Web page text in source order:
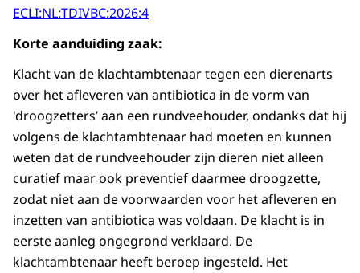
ECLI:NL:TDIVBC:2026:4
Korte aanduiding zaak:
Klacht van de klachtambtenaar tegen een dierenarts
over het afleveren van antibiotica in de vorm van
'droogzetters’ aan een rundveehouder, ondanks dat hij
volgens de klachtambtenaar had moeten en kunnen
weten dat de rundveehouder zijn dieren niet alleen
curatief maar ook preventief daarmee droogzette,
zodat niet aan de voorwaarden voor het afleveren en
inzetten van antibiotica was voldaan. De klacht is in
eerste aanleg ongegrond verklaard. De
klachtambtenaar heeft beroep ingesteld. Het